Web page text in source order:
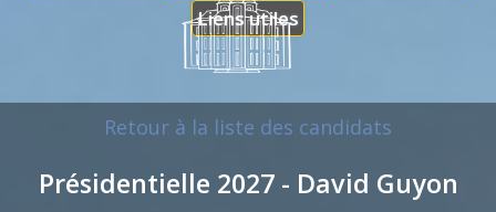
Liens utiles
Retour à la liste des candidats
Présidentielle 2027 - David Guyon